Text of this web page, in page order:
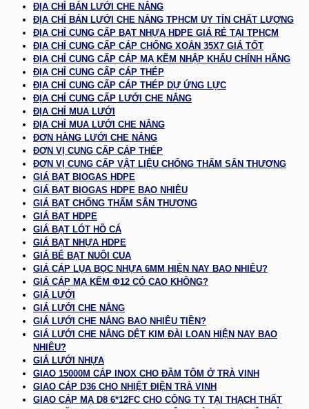
ĐỊA CHỈ BÁN LƯỚI CHE NẮNG
ĐỊA CHỈ BÁN LƯỚI CHE NẮNG TPHCM UY TÍN CHẤT LƯỢNG
ĐỊA CHỈ CUNG CẤP BẠT NHỰA HDPE GIÁ RẺ TẠI TPHCM
ĐỊA CHỈ CUNG CẤP CÁP CHỐNG XOẮN 35X7 GIÁ TỐT
ĐỊA CHỈ CUNG CẤP CÁP MẠ KẼM NHẬP KHẨU CHÍNH HÃNG
ĐỊA CHỈ CUNG CẤP CÁP THÉP
ĐỊA CHỈ CUNG CẤP CÁP THÉP DỰ ỨNG LỰC
ĐỊA CHỈ CUNG CẤP LƯỚI CHE NẮNG
ĐỊA CHỈ MUA LƯỚI
ĐỊA CHỈ MUA LƯỚI CHE NẮNG
ĐƠN HÀNG LƯỚI CHE NẮNG
ĐƠN VỊ CUNG CẤP CÁP THÉP
ĐƠN VỊ CUNG CẤP VẬT LIỆU CHỐNG THẤM SÂN THƯỢNG
GIÁ BẠT BIOGAS HDPE
GIÁ BẠT BIOGAS HDPE BAO NHIÊU
GIÁ BẠT CHỐNG THẤM SÂN THƯỢNG
GIÁ BẠT HDPE
GIÁ BẠT LÓT HỒ CÁ
GIÁ BẠT NHỰA HDPE
GIÁ BỂ BẠT NUÔI CUA
GIÁ CÁP LỤA BỌC NHỰA 6MM HIỆN NAY BAO NHIÊU?
GIÁ CÁP MẠ KẼM Φ12 CÓ CAO KHÔNG?
GIÁ LƯỚI
GIÁ LƯỚI CHE NẮNG
GIÁ LƯỚI CHE NẮNG BAO NHIÊU TIỀN?
GIÁ LƯỚI CHE NẮNG DỆT KIM ĐÀI LOAN HIỆN NAY BAO
NHIÊU?
GIÁ LƯỚI NHỰA
GIAO 15000M CÁP INOX CHO ĐẦM TÔM Ở TRÀ VINH
GIAO CÁP D36 CHO NHIỆT ĐIỆN TRÀ VINH
GIAO CÁP MẠ D8 6*12FC CHO CÔNG TY TẠI THẠCH THẤT